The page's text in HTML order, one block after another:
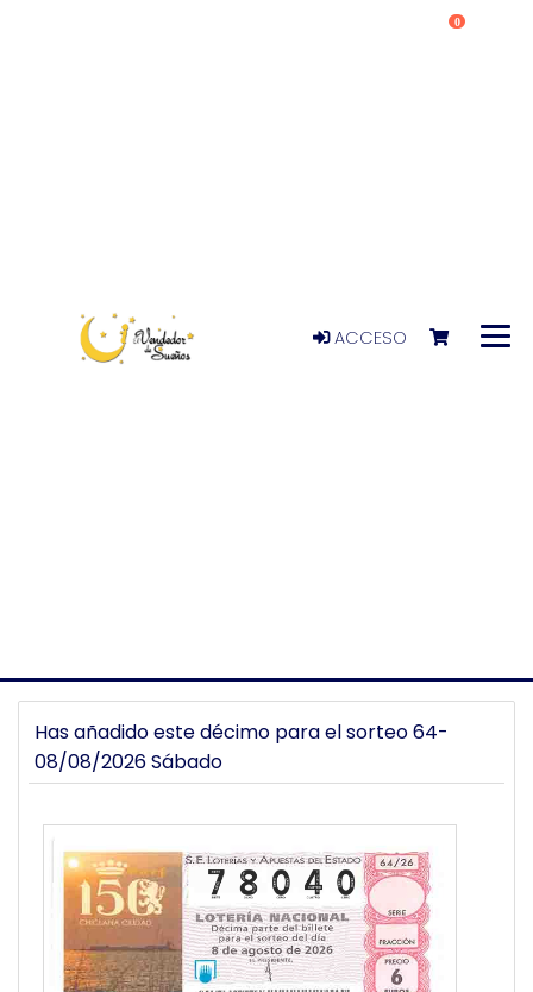
ACCESO
0
Has añadido este décimo para el sorteo 64-
08/08/2026 Sábado